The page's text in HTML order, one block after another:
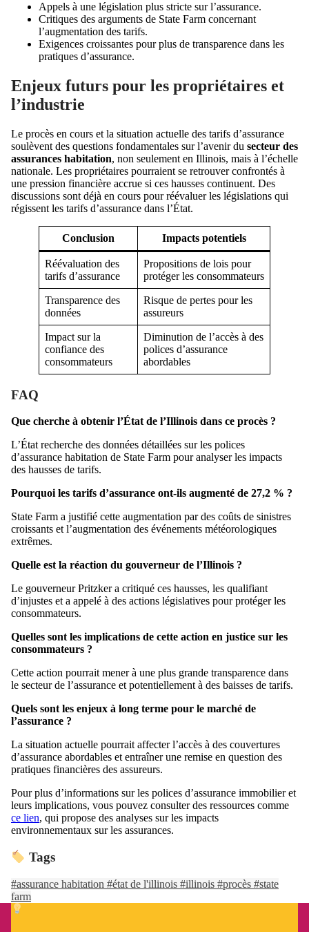
Appels à une législation plus stricte sur l’assurance.
Critiques des arguments de State Farm concernant
l’augmentation des tarifs.
Exigences croissantes pour plus de transparence dans les
pratiques d’assurance.
Enjeux futurs pour les propriétaires et
l’industrie
Le procès en cours et la situation actuelle des tarifs d’assurance
soulèvent des questions fondamentales sur l’avenir du secteur des
assurances habitation, non seulement en Illinois, mais à l’échelle
nationale. Les propriétaires pourraient se retrouver confrontés à
une pression financière accrue si ces hausses continuent. Des
discussions sont déjà en cours pour réévaluer les législations qui
régissent les tarifs d’assurance dans l’État.
Conclusion Impacts potentiels
Réévaluation des
tarifs d’assurance
Propositions de lois pour
protéger les consommateurs
Transparence des
données
Risque de pertes pour les
assureurs
Impact sur la
confiance des
consommateurs
Diminution de l’accès à des
polices d’assurance
abordables
FAQ
Que cherche à obtenir l’État de l’Illinois dans ce procès ?
L’État recherche des données détaillées sur les polices
d’assurance habitation de State Farm pour analyser les impacts
des hausses de tarifs.
Pourquoi les tarifs d’assurance ont-ils augmenté de 27,2 % ?
State Farm a justifié cette augmentation par des coûts de sinistres
croissants et l’augmentation des événements météorologiques
extrêmes.
Quelle est la réaction du gouverneur de l’Illinois ?
Le gouverneur Pritzker a critiqué ces hausses, les qualifiant
d’injustes et a appelé à des actions législatives pour protéger les
consommateurs.
Quelles sont les implications de cette action en justice sur les
consommateurs ?
Cette action pourrait mener à une plus grande transparence dans
le secteur de l’assurance et potentiellement à des baisses de tarifs.
Quels sont les enjeux à long terme pour le marché de
l’assurance ?
La situation actuelle pourrait affecter l’accès à des couvertures
d’assurance abordables et entraîner une remise en question des
pratiques financières des assureurs.
Pour plus d’informations sur les polices d’assurance immobilier et
leurs implications, vous pouvez consulter des ressources comme
ce lien, qui propose des analyses sur les impacts
environnementaux sur les assurances.
Tags
#assurance habitation #état de l'illinois #illinois #procès #state
farm